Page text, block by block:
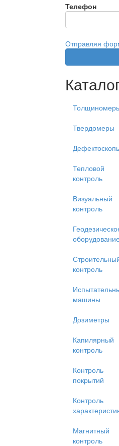
Телефон
Отправляя
Твердомеры
Тепловой
контроль
Визуальный
контроль
оборудование
контроль
машины
Дозиметры
Капилярный
контроль
Контроль
покрытий
Контроль
Магнитный
контроль